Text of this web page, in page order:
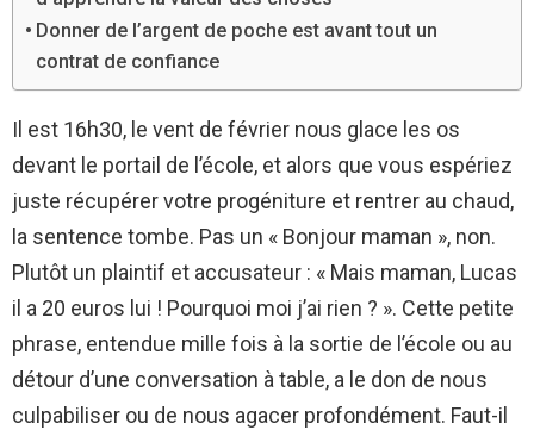
Donner de l’argent de poche est avant tout un
contrat de confiance
Il est 16h30, le vent de février nous glace les os
devant le portail de l’école, et alors que vous espériez
juste récupérer votre progéniture et rentrer au chaud,
la sentence tombe. Pas un « Bonjour maman », non.
Plutôt un plaintif et accusateur : « Mais maman, Lucas
il a 20 euros lui ! Pourquoi moi j’ai rien ? ». Cette petite
phrase, entendue mille fois à la sortie de l’école ou au
détour d’une conversation à table, a le don de nous
culpabiliser ou de nous agacer profondément. Faut-il